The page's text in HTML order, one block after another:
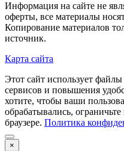
Информация на сайте не
оферты, все материалы
Копирование материалов
источник.
Карта сайта
Этот сайт использует
сервисов и повышения
хотите, чтобы ваши
обрабатывались,
браузере. Политика
×